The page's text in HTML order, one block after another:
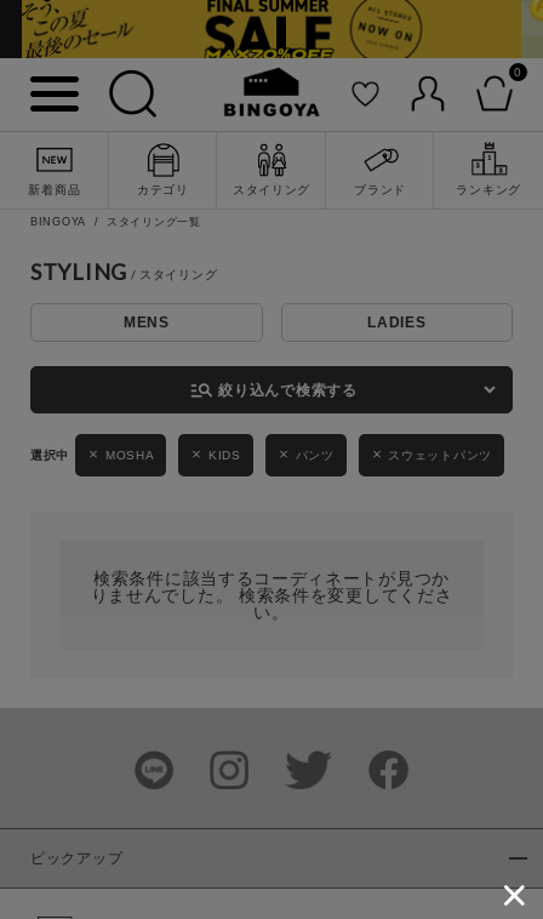
0
新着商品 カテゴリ スタイリング ブランド ランキング
詳細検索
BINGOYA スタイリング一覧
STYLING
MENS LADIES
manage_search 絞り込んで検索する
MOSHA KIDS パンツ スウェットパンツ
検索条件に該当するコーディネートが見つか
りませんでした。 検索条件を変更してくださ
い。
ピックアップ